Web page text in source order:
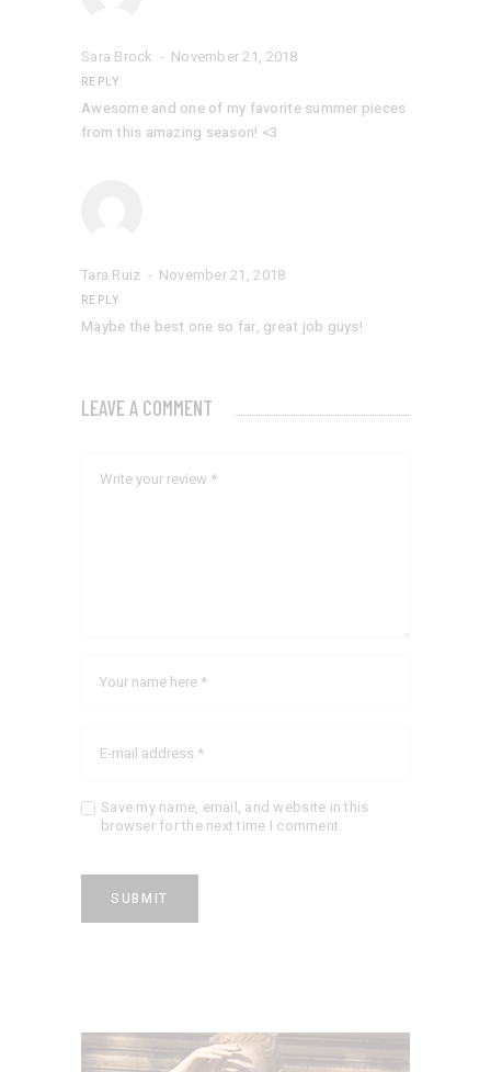
Sara Brock November 21, 2018
REPLY
Awesome and one of my favorite summer pieces
from this amazing season! <3
Tara Ruiz November 21, 2018
REPLY
Maybe the best one so far, great job guys!
LEAVE A COMMENT
Save my name, email, and website in this
browser for the next time I comment.
SUBMIT